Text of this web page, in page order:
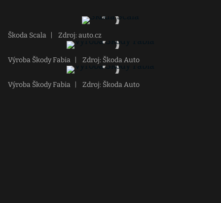
Škoda Scala Zdroj: auto.cz
Výroba Škody Fabia Zdroj: Škoda Auto
Výroba Škody Fabia Zdroj: Škoda Auto